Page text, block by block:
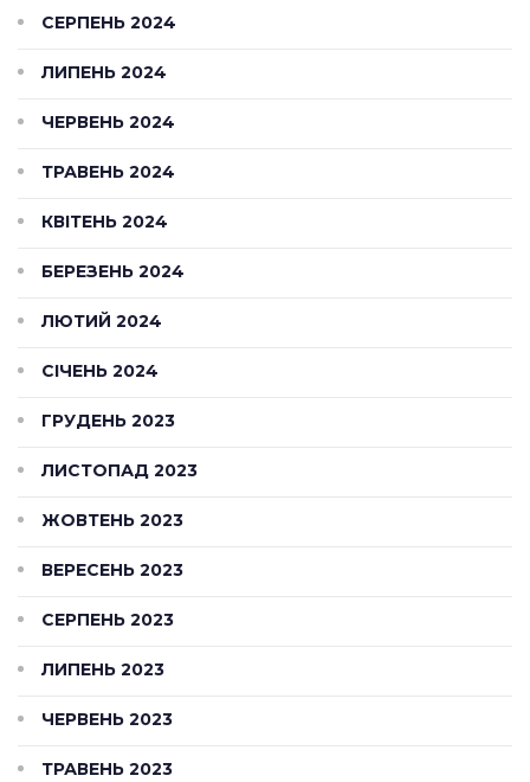
СЕРПЕНЬ 2024
ЛИПЕНЬ 2024
ЧЕРВЕНЬ 2024
ТРАВЕНЬ 2024
КВІТЕНЬ 2024
БЕРЕЗЕНЬ 2024
ЛЮТИЙ 2024
СІЧЕНЬ 2024
ГРУДЕНЬ 2023
ЛИСТОПАД 2023
ЖОВТЕНЬ 2023
ВЕРЕСЕНЬ 2023
СЕРПЕНЬ 2023
ЛИПЕНЬ 2023
ЧЕРВЕНЬ 2023
ТРАВЕНЬ 2023